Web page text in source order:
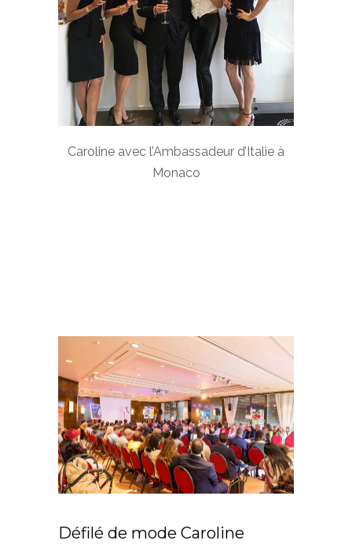
Caroline avec l’Ambassadeur d’Italie à
Monaco
Défilé de mode Caroline